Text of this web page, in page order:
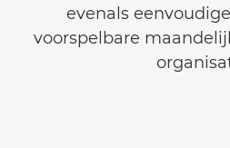
evenals
voorspelbare